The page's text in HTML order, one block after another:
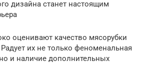
дизайна станет настоящим
оценивают качество мясорубки
Радует их не только феноменальная
и наличие дополнительных